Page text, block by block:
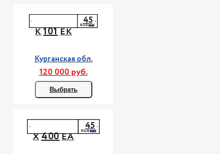
К101ЕК
45
Курганская обл.
120 000 руб.
Выбрать
Х400ЕА
45